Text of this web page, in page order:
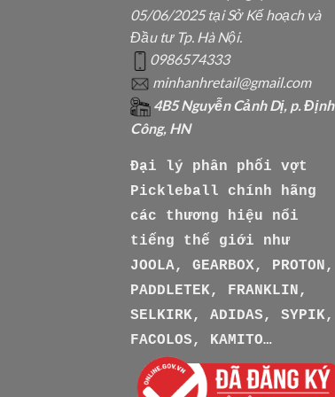
05/06/2025 tại Sở Kế hoạch và
Đầu tư Tp. Hà Nội.
0986574333
minhanhretail@gmail.com
4B5 Nguyễn Cảnh Dị, p. Định
Công, HN
Đại lý phân phối vợt
Pickleball chính hãng
các thương hiệu nổi
tiếng thế giới như
JOOLA, GEARBOX, PROTON,
PADDLETEK, FRANKLIN,
SELKIRK, ADIDAS, SYPIK,
FACOLOS, KAMITO…